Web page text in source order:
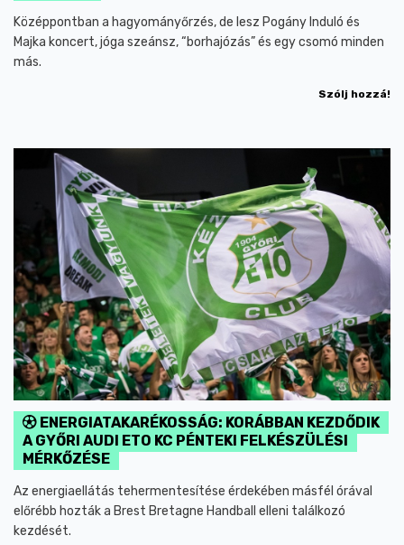
Középpontban a hagyományőrzés, de lesz Pogány Induló és
Majka koncert, jóga szeánsz, “borhajózás” és egy csomó minden
más.
Szólj hozzá!
ENERGIATAKARÉKOSSÁG: KORÁBBAN KEZDŐDIK
A GYŐRI AUDI ETO KC PÉNTEKI FELKÉSZÜLÉSI
MÉRKŐZÉSE
Az energiaellátás tehermentesítése érdekében másfél órával
előrébb hozták a Brest Bretagne Handball elleni találkozó
kezdését.